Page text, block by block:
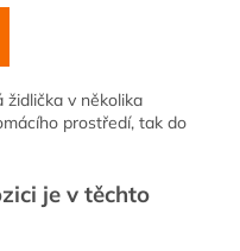
v několika
prostředí, tak do
je v těchto